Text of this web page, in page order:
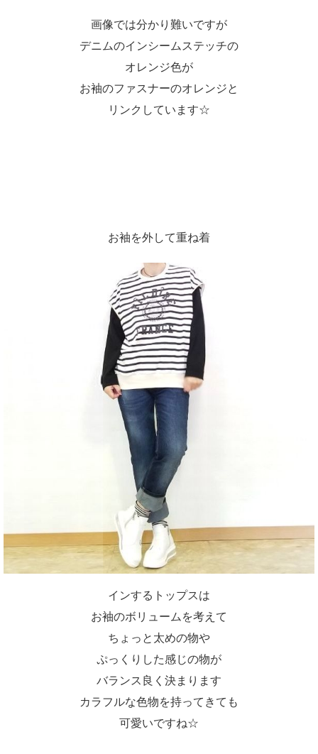
画像では分かり難いですが
デニムのインシームステッチの
オレンジ色が
お袖のファスナーのオレンジと
リンクしています☆
お袖を外して重ね着
インするトップスは
お袖のボリュームを考えて
ちょっと太めの物や
ぷっくりした感じの物が
バランス良く決まります
カラフルな色物を持ってきても
可愛いですね☆